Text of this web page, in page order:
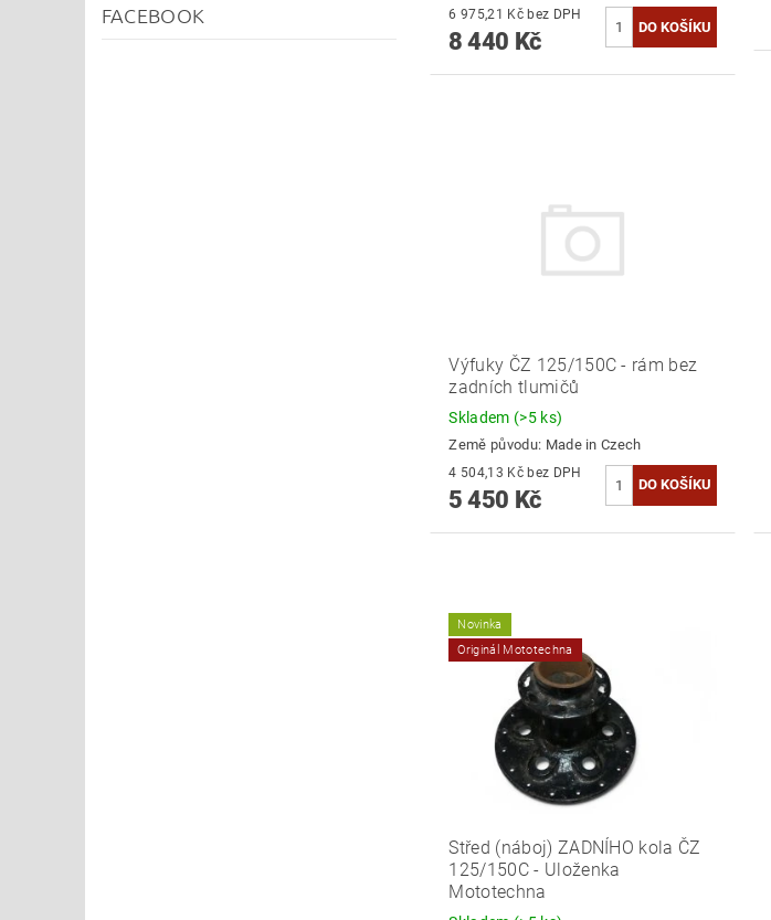
FACEBOOK 6 975,21 Kč bez DPH
8 440 Kč
Výfuky ČZ 125/150C - rám bez
zadních tlumičů
Skladem (>5 ks)
Země původu: Made in Czech
4 504,13 Kč bez DPH
5 450 Kč
Novinka
Originál Mototechna
Střed (náboj) ZADNÍHO kola ČZ
125/150C - Uloženka
Mototechna